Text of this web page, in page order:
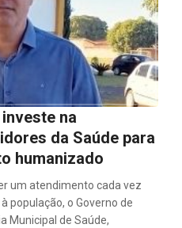
na
da Saúde para
humanizado
um atendimento cada vez
população, o Governo de
Municipal de Saúde,